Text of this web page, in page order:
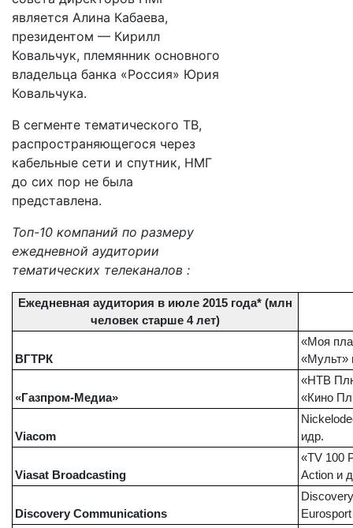
является Алина Кабаева,
президентом — Кирилл
Ковальчук, племянник основного
владельца банка «Россия» Юрия
Ковальчука.
В сегменте тематического ТВ,
распространяющегося через
кабельные сети и спутник, НМГ
до сих пор не была
представлена.
Топ-10 компаний по размеру
ежедневной аудитории
тематических телеканалов :
Ежедневная аудитория в июле 2015 года* (млн
человек старше 4 лет)
ВГТРК
«Моя
«Мульт»
«Газпром-Медиа»
«НТВ
«Кино
Viacom
идр.
Viasat Broadcasting
«TV 100
Action и
Discovery Communications